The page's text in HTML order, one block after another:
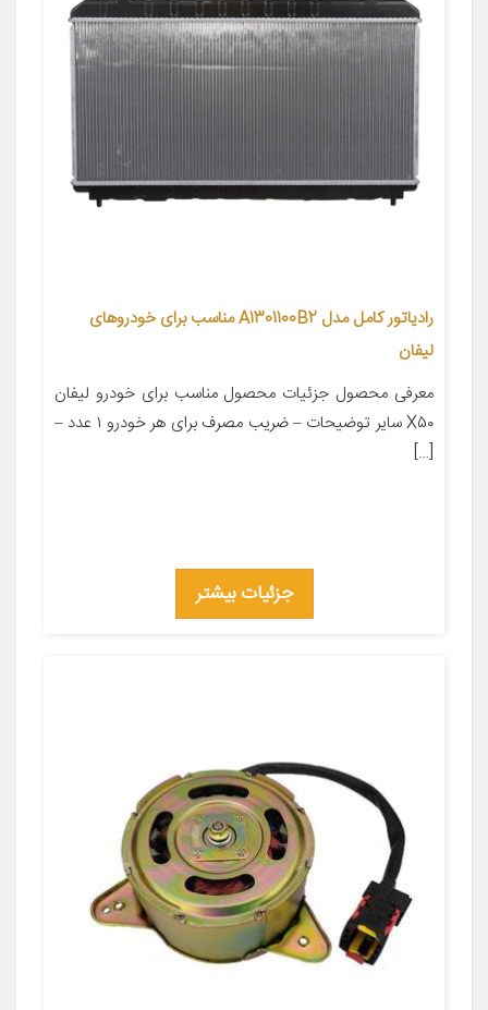
رادیاتور کامل مدل A1301100B2 مناسب برای خودروهای
لیفان
معرفی محصول جزئیات محصول مناسب برای خودرو لیفان
X۵۰ سایر توضیحات – ضریب مصرف برای هر خودرو ۱ عدد –
[…]
جزئیات بیشتر